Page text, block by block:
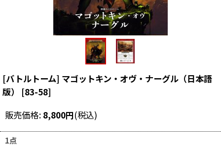
[バトルトーム] マゴットキン・オヴ・ナーグル（日本語
版）
[83-58]
販売価格: 8,800円(税込)
1点